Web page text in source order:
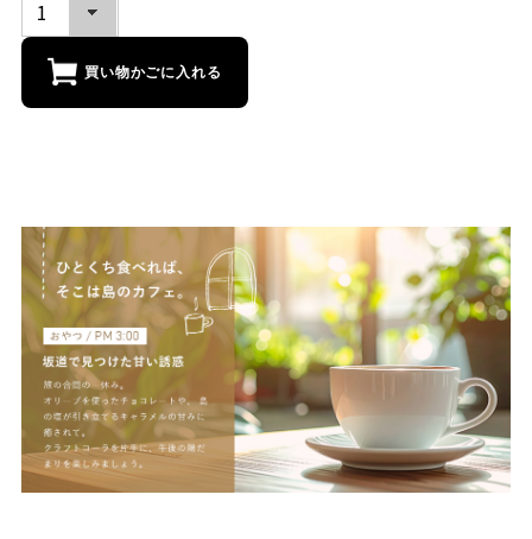
買い物かごに入れる